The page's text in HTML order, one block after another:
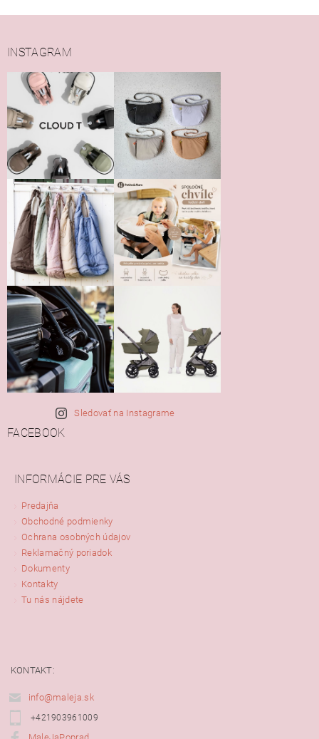
Vložením hodnotenie súhlasíte s
podmienkami ochrany
osobných údajov
INSTAGRAM
Sledovať na Instagrame
FACEBOOK
INFORMÁCIE PRE VÁS
Predajňa
Obchodné podmienky
Ochrana osobných údajov
Reklamačný poriadok
Dokumenty
Kontakty
Tu nás nájdete
KONTAKT:
info@maleja.sk
+421903961009